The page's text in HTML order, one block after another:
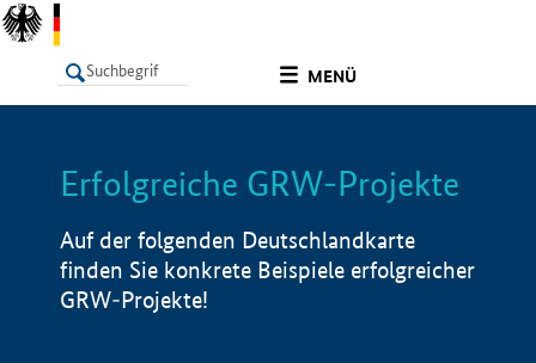
MENÜ
LISTE Info
Erfolgreiche GRW-Projekte
Auf der folgenden Deutschlandkarte
finden Sie konkrete Beispiele erfolgreicher
GRW-Projekte!